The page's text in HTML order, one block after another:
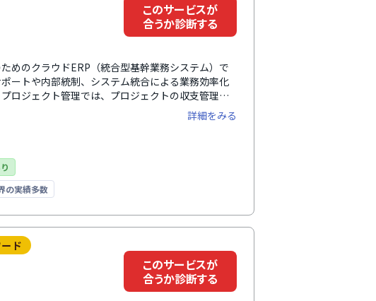
このサービスが
合うか診断する
めのクラウドERP（統合型基幹業務システム）で
ートや内部統制、システム統合による業務効率化
ロジェクト管理では、プロジェクトの収支管理や
るまでプロジェクトごとの収支の一元管理が可
や業種、予算に合わせたカスタマイズができ、機
能なため、業務拡大で人員が増えた場合でもフレ
よる導入支援があり、業務や運用に合わせたスム
業・広告業・クリエイティブ業・イベント業・士
す。プロジェクト原価管理や継続契約管理も可能
詳細をみる
の実績多数
ド
このサービスが
合うか診断する